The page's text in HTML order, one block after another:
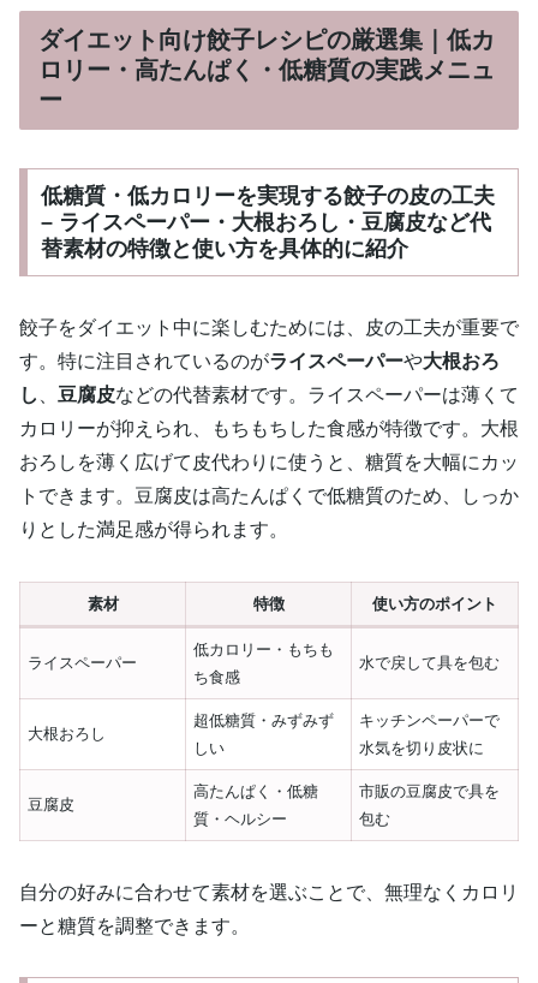
ダイエット向け餃子レシピの厳選集｜低カ
ロリー・高たんぱく・低糖質の実践メニュ
ー
低糖質・低カロリーを実現する餃子の皮の工夫
– ライスペーパー・大根おろし・豆腐皮など代
替素材の特徴と使い方を具体的に紹介
餃子をダイエット中に楽しむためには、皮の工夫が重要で
す。特に注目されているのがライスペーパーや大根おろ
し
豆腐皮などの代替素材です。ライスペーパーは薄くて
カロリーが抑えられ、もちもちした食感が特徴です。大根
おろしを薄く広げて皮代わりに使うと、糖質を大幅にカッ
トできます。豆腐皮は高たんぱくで低糖質のため、しっか
りとした満足感が得られます。
素材 特徴 使い方のポイント
ライスペーパー
低カロリー・もちも
ち食感
水で戻して具を包む
大根おろし
超低糖質・みずみず
しい
キッチンペーパーで
水気を切り皮状に
豆腐皮
高たんぱく・低糖
質・ヘルシー
市販の豆腐皮で具を
包む
自分の好みに合わせて素材を選ぶことで、無理なくカロリ
ーと糖質を調整できます。